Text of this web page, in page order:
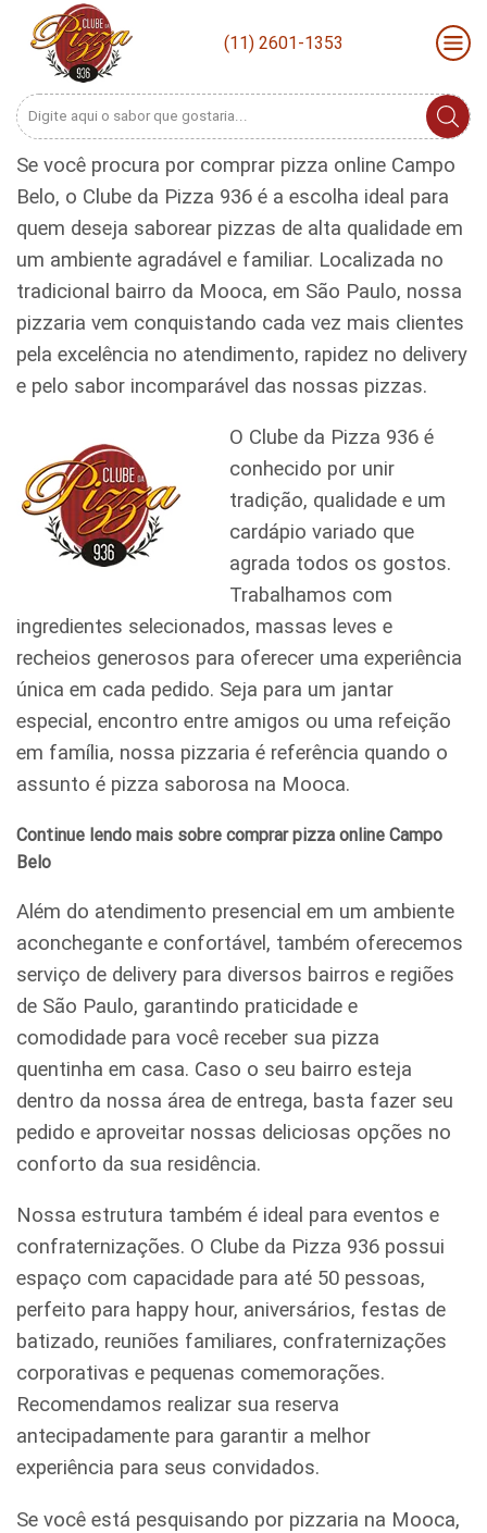
(11) 2601-1353
Search
Se você procura por comprar pizza online Campo
Belo, o Clube da Pizza 936 é a escolha ideal para
quem deseja saborear pizzas de alta qualidade em
um ambiente agradável e familiar. Localizada no
tradicional bairro da Mooca, em São Paulo, nossa
pizzaria vem conquistando cada vez mais clientes
pela excelência no atendimento, rapidez no delivery
e pelo sabor incomparável das nossas pizzas.
O Clube da Pizza 936 é
conhecido por unir
tradição, qualidade e um
cardápio variado que
agrada todos os gostos.
Trabalhamos com
ingredientes selecionados, massas leves e
recheios generosos para oferecer uma experiência
única em cada pedido. Seja para um jantar
especial, encontro entre amigos ou uma refeição
em família, nossa pizzaria é referência quando o
assunto é pizza saborosa na Mooca.
Continue lendo mais sobre comprar pizza online Campo
Belo
Além do atendimento presencial em um ambiente
aconchegante e confortável, também oferecemos
serviço de delivery para diversos bairros e regiões
de São Paulo, garantindo praticidade e
comodidade para você receber sua pizza
quentinha em casa. Caso o seu bairro esteja
dentro da nossa área de entrega, basta fazer seu
pedido e aproveitar nossas deliciosas opções no
conforto da sua residência.
Nossa estrutura também é ideal para eventos e
confraternizações. O Clube da Pizza 936 possui
espaço com capacidade para até 50 pessoas,
perfeito para happy hour, aniversários, festas de
batizado, reuniões familiares, confraternizações
corporativas e pequenas comemorações.
Recomendamos realizar sua reserva
antecipadamente para garantir a melhor
experiência para seus convidados.
Se você está pesquisando por pizzaria na Mooca,